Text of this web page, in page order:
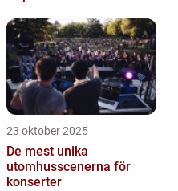
23 oktober 2025
De mest unika
utomhusscenerna för
konserter